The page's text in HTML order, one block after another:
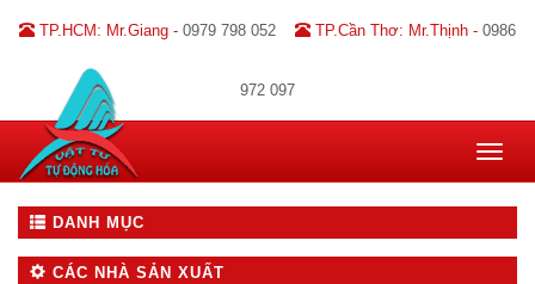
TP.HCM: Mr.Giang - 0979 798 052 TP.Cần Thơ: Mr.Thịnh - 0986
972 097
Toggle
DANH MỤC
CÁC NHÀ SẢN XUẤT